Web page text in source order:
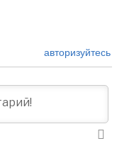
авторизуйтесь